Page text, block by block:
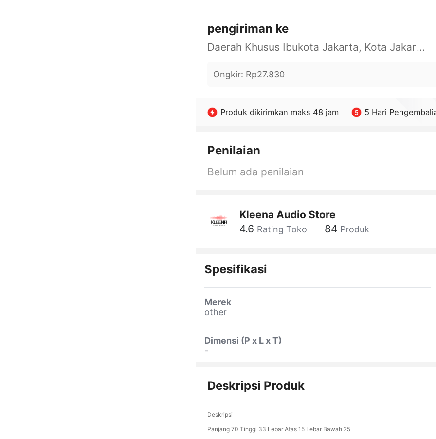
pengiriman ke
Daerah Khusus Ibukota Jakarta, Kota Jakarta Barat, Cengkareng, yy
Ongkir: Rp27.830
Produk dikirimkan maks 48 jam 5 Hari
Penilaian
Belum ada penilaian
Kleena Audio Store
4.6 Rating Toko 84 Produk
Spesifikasi
Merek
other
Dimensi (P x L x T)
-
Deskripsi Produk
Deskripsi
Panjang 70 Tinggi 33 Lebar Atas 15 Lebar Bawah 25